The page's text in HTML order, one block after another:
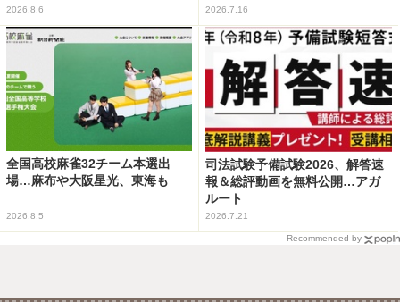
2026.8.6 2026.7.16
全国高校麻雀32チーム本選出
場…麻布や大阪星光、東海も
2026.8.5
司法試験予備試験2026、解答速
報＆総評動画を無料公開…アガ
ルート
2026.7.21
Recommended by